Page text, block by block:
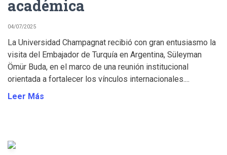
académica
04/07/2025
La Universidad Champagnat recibió con gran entusiasmo la
visita del Embajador de Turquía en Argentina, Süleyman
Ömür Buda, en el marco de una reunión institucional
orientada a fortalecer los vínculos internacionales....
Leer Más